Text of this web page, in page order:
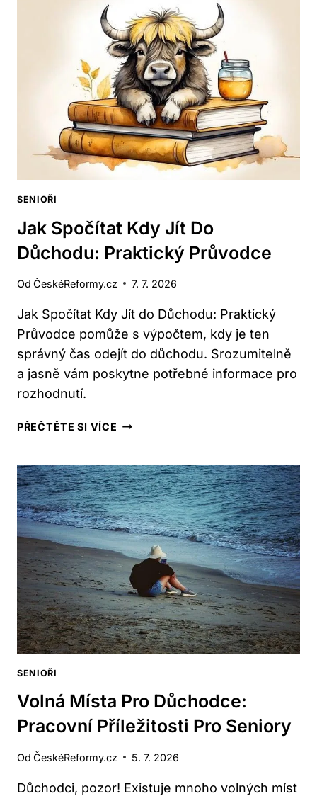
ZDRAVOTNÍHO
POJIŠTĚNÍ
V
DŮCHODU?
SENIOŘI
Jak Spočítat Kdy Jít Do
Důchodu: Praktický Průvodce
Od ČeskéReformy.cz 7. 7. 2026
Jak Spočítat Kdy Jít do Důchodu: Praktický
Průvodce pomůže s výpočtem, kdy je ten
správný čas odejít do důchodu. Srozumitelně
a jasně vám poskytne potřebné informace pro
rozhodnutí.
PŘEČTĚTE SI VÍCE JAK
JÍT
DO
DŮCHODU:
PRAKTICKÝ
PRŮVODCE
SENIOŘI
Volná Místa Pro Důchodce:
Pracovní Příležitosti Pro Seniory
Od ČeskéReformy.cz 5. 7. 2026
Důchodci, pozor! Existuje mnoho volných míst